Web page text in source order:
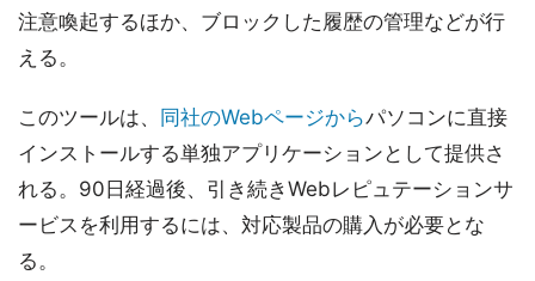
注意喚起するほか、ブロックした履歴の管理などが行
える。
このツールは、 同社のWebページからパソコンに直接
インストールする単独アプリケーションとして提供さ
れる。90日経過後、引き続きWebレピュテーションサ
ービスを利用するには、対応製品の購入が必要とな
る。